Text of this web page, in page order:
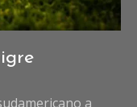
,
a